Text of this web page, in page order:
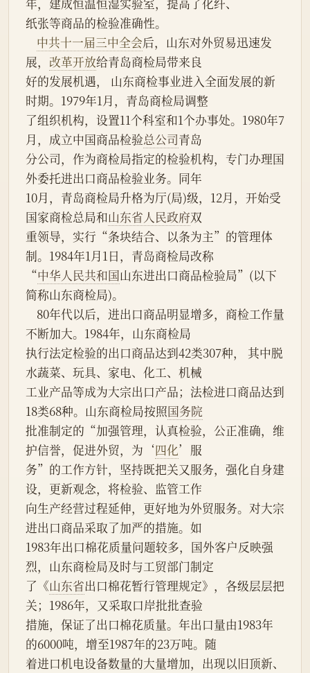
年，建成恒温恒湿实验室，提高了化纤、
纸张等商品的检验准确性。
中共十一届三中全会后，山东对外贸易迅速发
展， 改革开放给青岛商检局带来良
好的发展机遇， 山东商检事业进入全面发展的新
时期。1979年1月，青岛商检局调整
了组织机构，设置11个科室和1个办事处。1980年7
月，成立中国商品检验总公司青岛
分公司，作为商检局指定的检验机构，专门办理国
外委托进出口商品检验业务。同年
10月，青岛商检局升格为厅(局)级，12月，开始受
国家商检总局和山东省人民政府双
重领导，实行“条块结合、以条为主”的管理体
制。1984年1月1日，青岛商检局改称
“中华人民共和国山东进出口商品检验局”(以下
简称山东商检局)。
不断加大。1984年，山东商检局
执行法定检验的出口商品达到42类307种， 其中脱
水蔬菜、玩具、家电、化工、机械
工业产品等成为大宗出口产品；法检进口商品达到
18类68种。山东商检局按照国务院
批准制定的“加强管理，认真检验，公正准确，维
护信誉，促进外贸，为‘四化’服
务”的工作方针，坚持既把关又服务，强化自身建
设，更新观念，将检验、监管工作
向生产经营过程延伸，更好地为外贸服务。对大宗
进出口商品采取了加严的措施。如
1983年出口棉花质量问题较多，国外客户反映强
烈，山东商检局及时与工贸部门制定
了《山东省出口棉花暂行管理规定》，各级层层把
关；1986年，又采取口岸批批查验
措施，保证了出口棉花质量。年出口量由1983年
的6000吨，增至1987年的23万吨。随
着进口机电设备数量的大量增加，出现以旧顶新、